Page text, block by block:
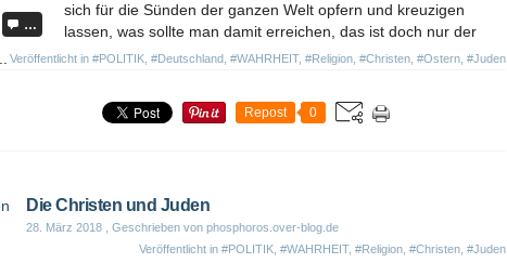
…
Veröffentlicht in #POLITIK #Deutschland #WAHRHEIT, #Religion #Christen #Ostern #Juden
sich für die Sünden der ganzen Welt opfern und kreuzigen
lassen, was sollte man damit erreichen, das ist doch nur der
Repost 0
Die Christen und Juden
28. März 2018 , Geschrieben von phosphoros.over-blog.de
Veröffentlicht in #POLITIK #WAHRHEIT, #Religion #Christen #Juden